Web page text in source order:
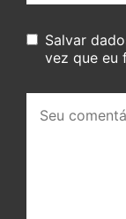
Salvar
vez que eu
comentário: